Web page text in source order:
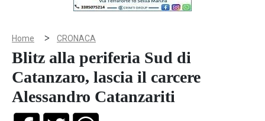
Home > CRONACA
Blitz alla periferia Sud di
Catanzaro, lascia il carcere
Alessandro Catanzariti